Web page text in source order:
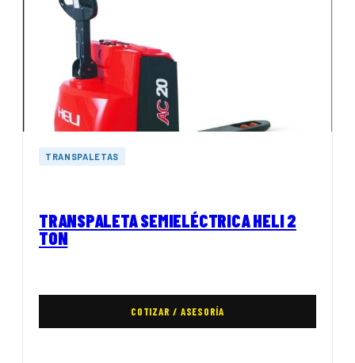
TRANSPALETAS
TRANSPALETA SEMIELÉCTRICA HELI 2
TON
COTIZAR / ASESORÍA